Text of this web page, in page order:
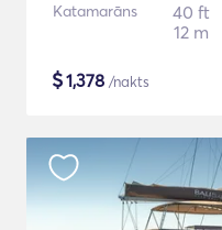
Katamarāns
40 ft
12 m
$1,378 /nakts